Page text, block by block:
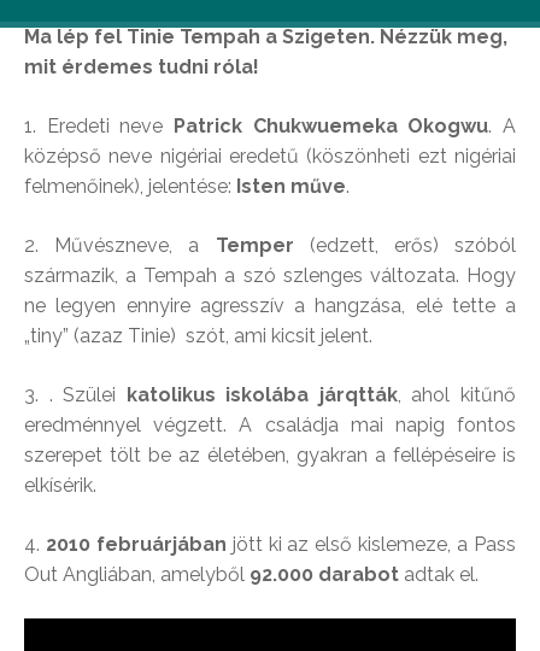
Ma lép fel Tinie Tempah a Szigeten. Nézzük meg,
mit érdemes tudni róla!
1. Eredeti neve Patrick Chukwuemeka Okogwu. A
középső neve nigériai eredetű (köszönheti ezt nigériai
felmenőinek), jelentése: Isten műve.
2. Művészneve, a Temper (edzett, erős) szóból
származik, a Tempah a szó szlenges változata. Hogy
ne legyen ennyire agresszív a hangzása, elé tette a
„tiny” (azaz Tinie) szót, ami kicsit jelent.
3. . Szülei katolikus iskolába járqtták, ahol kitűnő
eredménnyel végzett. A családja mai napig fontos
szerepet tölt be az életében, gyakran a fellépéseire is
elkísérik.
4. 2010 februárjában jött ki az első kislemeze, a Pass
Out Angliában, amelyből 92.000 darabot adtak el.